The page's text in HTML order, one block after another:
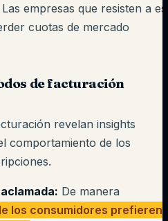
empresas que resisten a
cuotas de mercado
de facturación
revelan insights
comportamiento de los
De manera
los consumidores prefieren